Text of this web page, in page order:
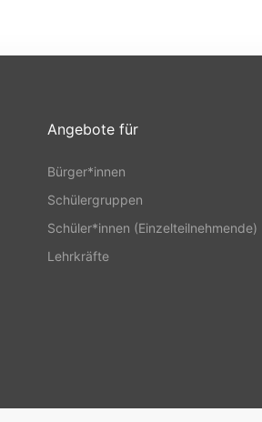
Angebote für
Bürger*innen
Schülergruppen
Schüler*innen (Einzelteilnehmende)
Lehrkräfte